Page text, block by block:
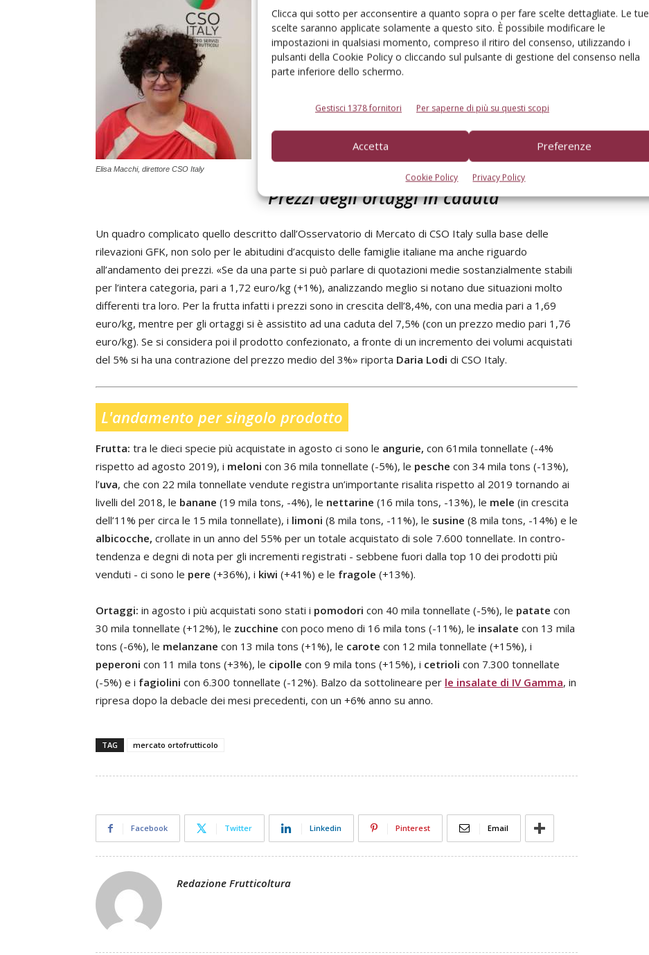
Clicca qui sotto per acconsentire a quanto sopra o per fare scelte dettagliate. Le tue
scelte saranno applicate solamente a questo sito. È possibile modificare le
impostazioni in qualsiasi momento, compreso il ritiro del consenso, utilizzando i
pulsanti della Cookie Policy o cliccando sul pulsante di gestione del consenso nella
parte inferiore dello schermo.
Gestisci 1378 fornitori Per saperne di più su questi scopi
Accetta Preferenze
Cookie Policy Privacy Policy
Elisa Macchi, direttore CSO Italy
saldo nel confronto con lo scorso anno è ancora positivo (+1%)
grazie al buon andamento dei consumi nei mesi di lockdown. Se
però il trend restasse anche a settembre - i dati sono in corso di
elaborazione - lo stesso degli ultimi tre mesi, tale bilancio
diventerebbe negativo. In particolare, nel confronto gennaio-
agosto 2020 sul 2019, la frutta segna già una contrazione
Reggono gli ortaggi, che con un +4% salvano, per il periodo in
esame, la categoria».
Prezzi degli ortaggi in caduta
Un quadro complicato quello descritto dall’Osservatorio di Mercato di CSO Italy sulla base delle
rilevazioni GFK, non solo per le abitudini d’acquisto delle famiglie italiane ma anche riguardo
all’andamento dei prezzi. «Se da una parte si può parlare di quotazioni medie sostanzialmente stabili
per l’intera categoria, pari a 1,72 euro/kg (+1%), analizzando meglio si notano due situazioni molto
differenti tra loro. Per la frutta infatti i prezzi sono in crescita dell’8,4%, con una media pari a 1,69
euro/kg, mentre per gli ortaggi si è assistito ad una caduta del 7,5% (con un prezzo medio pari 1,76
euro/kg). Se si considera poi il prodotto confezionato, a fronte di un incremento dei volumi acquistati
del 5% si ha una contrazione del prezzo medio del 3%» riporta Daria Lodi di CSO Italy.
L'andamento per singolo prodotto
Frutta: tra le dieci specie più acquistate in agosto ci sono le angurie, con 61mila tonnellate (-4%
rispetto ad agosto 2019), i meloni con 36 mila tonnellate (-5%), le pesche con 34 mila tons (-13%),
l’uva, che con 22 mila tonnellate vendute registra un’importante risalita rispetto al 2019 tornando ai
livelli del 2018, le banane (19 mila tons, -4%), le nettarine (16 mila tons, -13%), le mele (in crescita
dell’11% per circa le 15 mila tonnellate), i limoni (8 mila tons, -11%), le susine (8 mila tons, -14%) e le
albicocche, crollate in un anno del 55% per un totale acquistato di sole 7.600 tonnellate. In contro-
tendenza e degni di nota per gli incrementi registrati - sebbene fuori dalla top 10 dei prodotti più
venduti - ci sono le pere (+36%), i kiwi (+41%) e le fragole (+13%).
Ortaggi: in agosto i più acquistati sono stati i pomodori con 40 mila tonnellate (-5%), le patate con
30 mila tonnellate (+12%), le zucchine con poco meno di 16 mila tons (-11%), le insalate con 13 mila
tons (-6%), le melanzane con 13 mila tons (+1%), le carote con 12 mila tonnellate (+15%), i
peperoni con 11 mila tons (+3%), le cipolle con 9 mila tons (+15%), i cetrioli con 7.300 tonnellate
(-5%) e i fagiolini con 6.300 tonnellate (-12%). Balzo da sottolineare per le insalate di IV Gamma, in
ripresa dopo la debacle dei mesi precedenti, con un +6% anno su anno.
TAG mercato ortofrutticolo
Facebook Twitter Linkedin Pinterest Email
Redazione Frutticoltura